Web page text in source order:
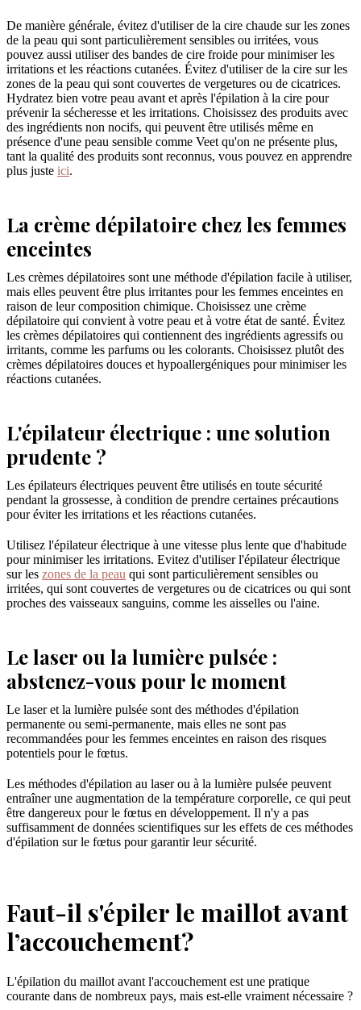
De manière générale, évitez d'utiliser de la cire chaude sur les zones
de la peau qui sont particulièrement sensibles ou irritées, vous
pouvez aussi utiliser des bandes de cire froide pour minimiser les
irritations et les réactions cutanées. Évitez d'utiliser de la cire sur les
zones de la peau qui sont couvertes de vergetures ou de cicatrices.
Hydratez bien votre peau avant et après l'épilation à la cire pour
prévenir la sécheresse et les irritations. Choisissez des produits avec
des ingrédients non nocifs, qui peuvent être utilisés même en
présence d'une peau sensible comme Veet qu'on ne présente plus,
tant la qualité des produits sont reconnus, vous pouvez en apprendre
plus juste ici.
La crème dépilatoire chez les femmes
enceintes
Les crèmes dépilatoires sont une méthode d'épilation facile à utiliser,
mais elles peuvent être plus irritantes pour les femmes enceintes en
raison de leur composition chimique. Choisissez une crème
dépilatoire qui convient à votre peau et à votre état de santé. Évitez
les crèmes dépilatoires qui contiennent des ingrédients agressifs ou
irritants, comme les parfums ou les colorants. Choisissez plutôt des
crèmes dépilatoires douces et hypoallergéniques pour minimiser les
réactions cutanées.
L'épilateur électrique : une solution
prudente ?
Les épilateurs électriques peuvent être utilisés en toute sécurité
pendant la grossesse, à condition de prendre certaines précautions
pour éviter les irritations et les réactions cutanées.
Utilisez l'épilateur électrique à une vitesse plus lente que d'habitude
pour minimiser les irritations. Evitez d'utiliser l'épilateur électrique
sur les zones de la peau qui sont particulièrement sensibles ou
irritées, qui sont couvertes de vergetures ou de cicatrices ou qui sont
proches des vaisseaux sanguins, comme les aisselles ou l'aine.
Le laser ou la lumière pulsée :
abstenez-vous pour le moment
Le laser et la lumière pulsée sont des méthodes d'épilation
permanente ou semi-permanente, mais elles ne sont pas
recommandées pour les femmes enceintes en raison des risques
potentiels pour le fœtus.
Les méthodes d'épilation au laser ou à la lumière pulsée peuvent
entraîner une augmentation de la température corporelle, ce qui peut
être dangereux pour le fœtus en développement. Il n'y a pas
suffisamment de données scientifiques sur les effets de ces méthodes
d'épilation sur le fœtus pour garantir leur sécurité.
Faut-il s'épiler le maillot avant
l’accouchement?
L'épilation du maillot avant l'accouchement est une pratique
courante dans de nombreux pays, mais est-elle vraiment nécessaire ?